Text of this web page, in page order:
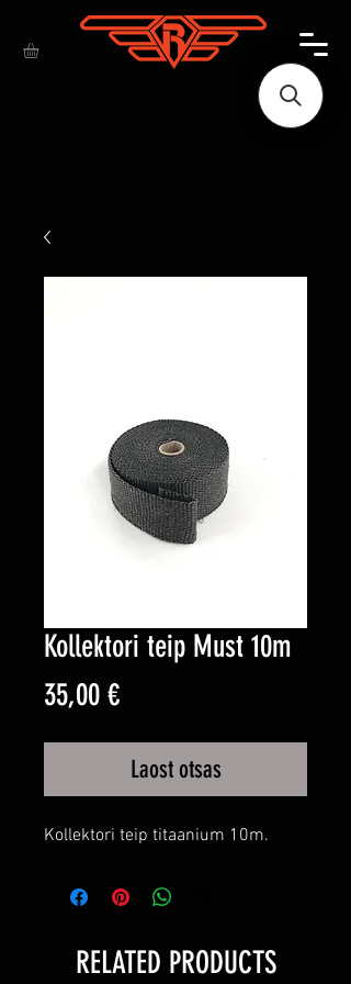
Kollektori teip Must 10m
35,00 €Price
Laost otsas
Kollektori teip titaanium 10m.
RELATED PRODUCTS